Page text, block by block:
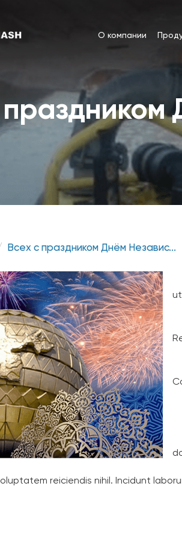
О компании
праздником
Всех с праздником Днём Независ...
reiciendis nihil. Incidunt